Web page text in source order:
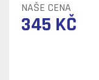
NAŠE CENA
345 KČ